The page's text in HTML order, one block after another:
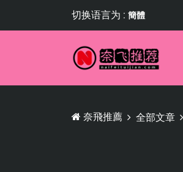
切换语言为 : 簡體
奈飛推薦 全部文章